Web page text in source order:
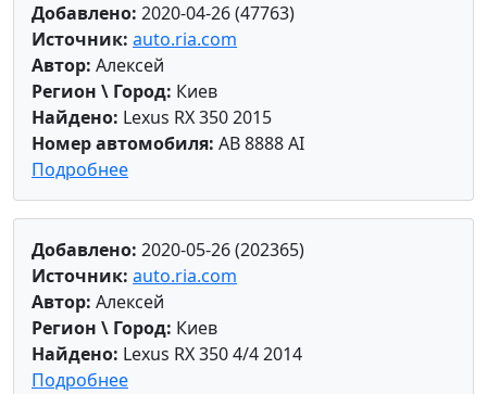
Добавлено: 2020-04-26 (47763)
Источник: auto.ria.com
Автор: Алексей
Регион \ Город: Киев
Найдено: Lexus RX 350 2015
Номер автомобиля: AB 8888 AI
Подробнее
Добавлено: 2020-05-26 (202365)
Источник: auto.ria.com
Автор: Алексей
Регион \ Город: Киев
Найдено: Lexus RX 350 4/4 2014
Подробнее